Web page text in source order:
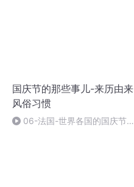
国庆节的那些事儿-来历由来
风俗习惯
06-法国-世界各国的国庆节-